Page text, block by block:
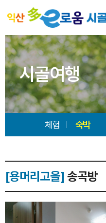
시골여행
체험 숙박
[용머리고을] 송곡방